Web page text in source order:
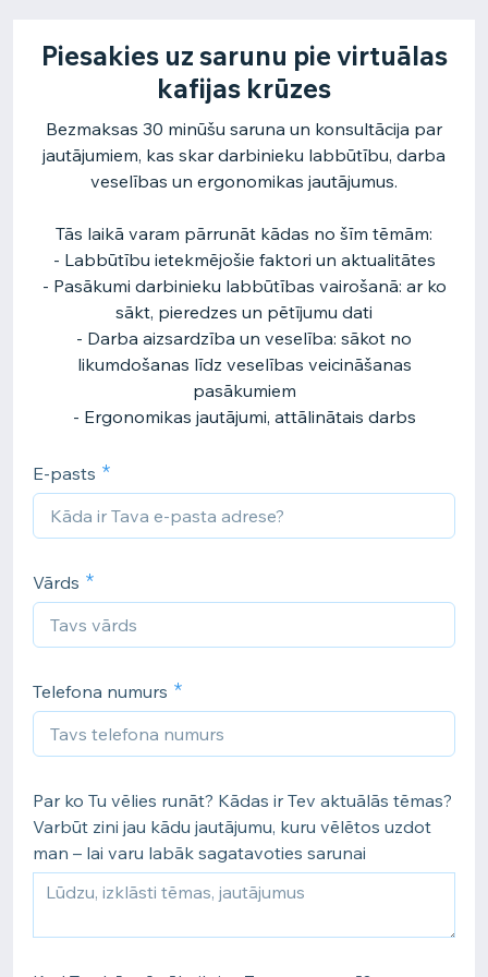
Piesakies uz sarunu pie virtuālas
kafijas krūzes
Bezmaksas 30 minūšu saruna un konsultācija par
jautājumiem, kas skar darbinieku labbūtību, darba
veselības un ergonomikas jautājumus.
Tās laikā varam pārrunāt kādas no šīm tēmām:
- Labbūtību ietekmējošie faktori un aktualitātes
- Pasākumi darbinieku labbūtības vairošanā: ar ko
sākt, pieredzes un pētījumu dati
- Darba aizsardzība un veselība: sākot no
likumdošanas līdz veselības veicināšanas
pasākumiem
- Ergonomikas jautājumi, attālinātais darbs
E-pasts
Vārds
Telefona numurs
Par ko Tu vēlies runāt? Kādas ir Tev aktuālās tēmas?
Varbūt zini jau kādu jautājumu, kuru vēlētos uzdot
man – lai varu labāk sagatavoties sarunai